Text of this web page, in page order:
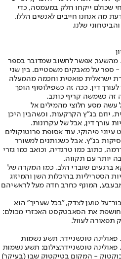
שכולם ייקחו חלק במעמסה, כדי
מה אנחנו חייבים לאנשים הללו,
שלנו.
מהשער, אפשר לחשוב שמדובר בספר
ספר על מאבקים משפטיים. בין שני
ישראלית פואטית וחכמה מהמעלה
דין. ככה זה כשפילוסוף הופך
זה כשמשה קריף כותב.
עשה מסע חלוצי מהמילים אל
יוזם בג"ץ הקרקעות, וכשהבין היכן
עורך דין, אבל של עקרונות.
פיהוקי. עוד אסופת פרוטוקולים
בג"ץ. אבל כשנותנים למשורר
כתוב כמו טרגדיה, וכואב כמו גזרי
יותר עם תקווה.
ברגעים שוברי הלב, כמו המקרה של
הסטריליות בהיכלות השן והמיזוג
המונף כחרב חדה מעל לראשיהם
טוען לצדק, "בכל שעריך" הוא
את הסאבטקסט האכזרי מכולם:
תפאורה לעוול.
- המקום בטיקטוק שבו (בעיקר)